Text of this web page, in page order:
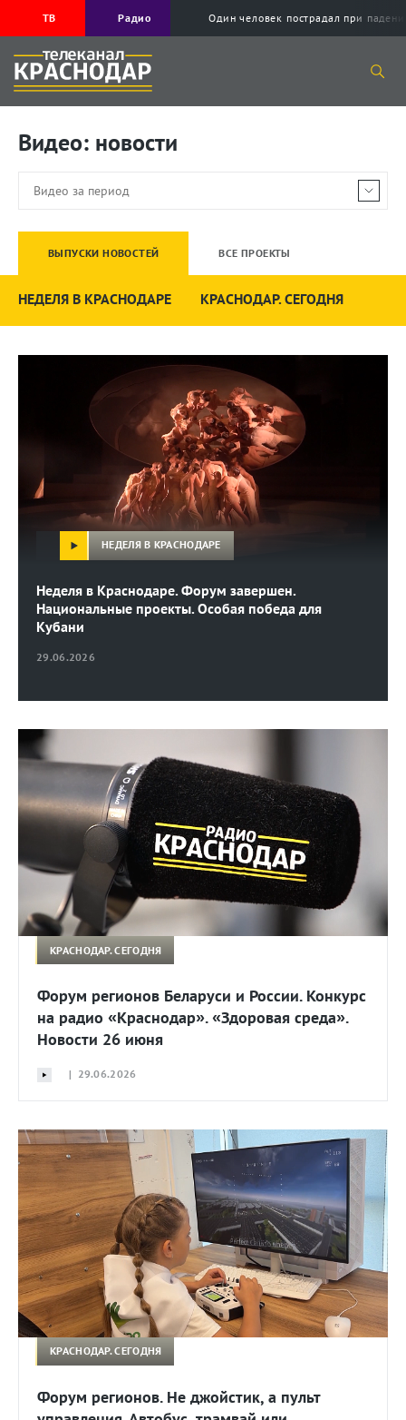
ТВ Радио Один человек пострадал при
Видео: новости
ВЫПУСКИ НОВОСТЕЙ ВСЕ ПРОЕКТЫ
НЕДЕЛЯ В КРАСНОДАРЕ КРАСНОДАР. СЕГОДНЯ
29.06.2026
Неделя в Краснодаре. Форум завершен.
Национальные проекты. Особая победа для
Кубани
НЕДЕЛЯ В КРАСНОДАРЕ
КРАСНОДАР. СЕГОДНЯ
Форум регионов Беларуси и России. Конкурс
на радио «Краснодар». «Здоровая среда».
Новости 26 июня
| 29.06.2026
КРАСНОДАР. СЕГОДНЯ
Форум регионов. Не джойстик, а пульт